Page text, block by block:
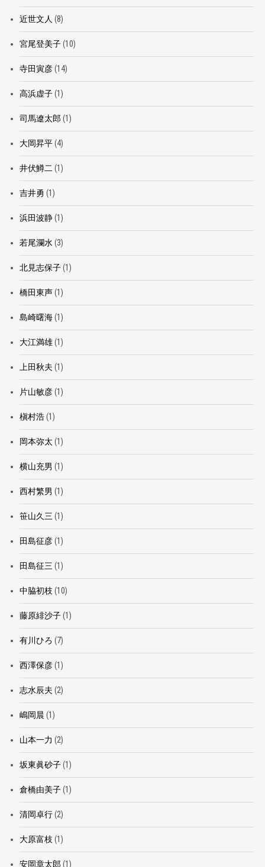
近世文人 (8)
宮尾登美子(10)
寺田寅彦(14)
高浜虚子(1)
司馬遼太郎 (1)
大岡昇平(4)
井伏鱒二 (1)
吉井勇 (1)
浜田波静(1)
若尾瀾水 (3)
北見志保子(1)
橋田東声(1)
島崎曙海(1)
大江満雄(1)
上田秋夫 (1)
片山敏彦(1)
槇村浩(1)
岡本弥太 (1)
横山充男 (1)
西村繁男 (1)
笹山久三 (1)
田島征彦(1)
田島征三 (1)
中脇初枝 (10)
藤原緋沙子(1)
有川ひろ (7)
西澤保彦(1)
志水辰夫 (2)
嶋岡晨 (1)
山本一力 (2)
坂東眞砂子(1)
倉橋由美子(1)
清岡卓行(2)
大原富枝 (1)
安岡章太郎 (1)